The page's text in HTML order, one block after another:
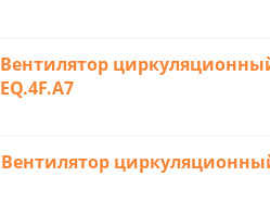
Вентилятор
EQ.4F.A7
Вентилятор